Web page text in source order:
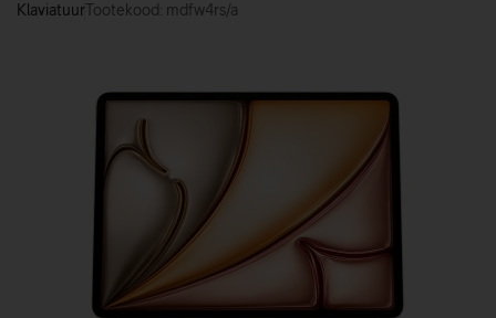
KlaviatuurTootekood: mdfw4rs/a